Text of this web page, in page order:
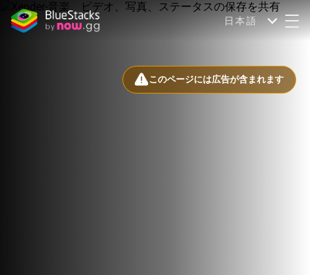
日本語
このページには広告が含まれます